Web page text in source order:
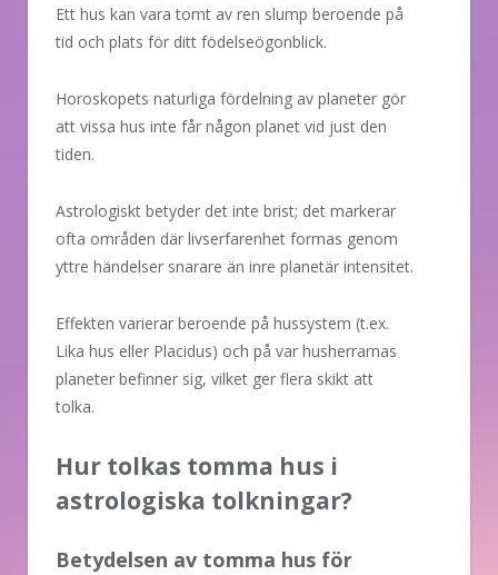
Ett hus kan vara tomt av ren slump beroende på
tid och plats för ditt födelseögonblick.
Horoskopets naturliga fördelning av planeter gör
att vissa hus inte får någon planet vid just den
tiden.
Astrologiskt betyder det inte brist; det markerar
ofta områden där livserfarenhet formas genom
yttre händelser snarare än inre planetär intensitet.
Effekten varierar beroende på hussystem (t.ex.
Lika hus eller Placidus) och på var husherrarnas
planeter befinner sig, vilket ger flera skikt att
tolka.
Hur tolkas tomma hus i
astrologiska tolkningar?
Betydelsen av tomma hus för